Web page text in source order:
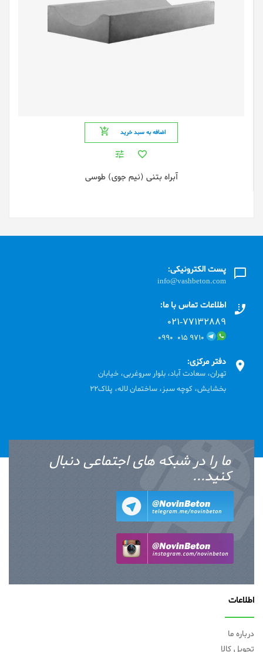
اضافه به سبد خرید
آبراه بتنی (نیم جوی) طوسی
پست الکترونیکی:
info@vashbeton.com
اطلاعات تماس با ما:
۰۲۱-۷۷۱٣۲۸۸۹
۹۷۱۰ ۰۱۵ ۰۹۹۰
دفتر مرکزی:
تهران، سعادت آباد، بلوار سروغربی، خیابان
بخشایش، کوچه سبز، ساختمان لاله، پلاک22
ما را در شبکه های اجتماعی دنبال
کنید...
اطلاعات
درباره ما
تحویل کالا